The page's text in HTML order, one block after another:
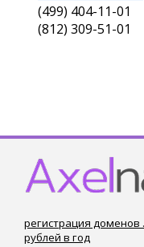
(499) 404-11-01
(812) 309-51-01
регистрация доменов
рублей в год